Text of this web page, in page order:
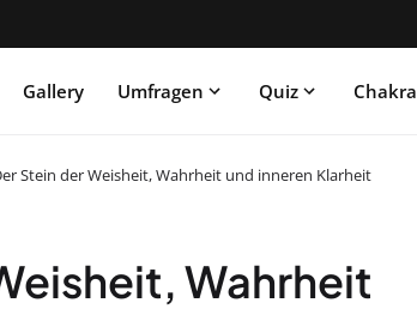
Gallery Umfragen Quiz Chakra
Stein der Weisheit, Wahrheit und inneren Klarheit
Wahrheit